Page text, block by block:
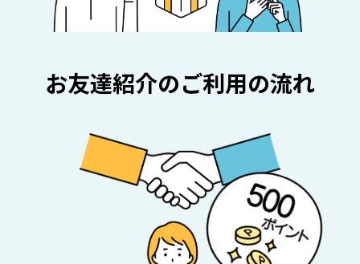
お友達紹介のご利用の流れ